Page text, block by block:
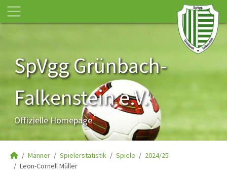
SpVgg Grünbach-
Falkenstein e.V.
Offizielle Homepage
Männer Spielerstatistik Spiele
2024/25
Leon-Cornell Müller